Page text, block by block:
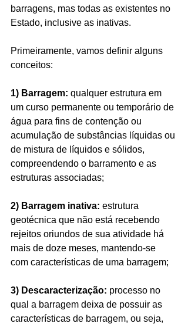
barragens, mas todas as existentes no
Estado, inclusive as inativas.
Primeiramente, vamos definir alguns
conceitos:
1) Barragem: qualquer estrutura em
um curso permanente ou temporário de
água para fins de contenção ou
acumulação de substâncias líquidas ou
de mistura de líquidos e sólidos,
compreendendo o barramento e as
estruturas associadas;
2) Barragem inativa: estrutura
geotécnica que não está recebendo
rejeitos oriundos de sua atividade há
mais de doze meses, mantendo-se
com características de uma barragem;
3) Descaracterização: processo no
qual a barragem deixa de possuir as
características de barragem, ou seja,